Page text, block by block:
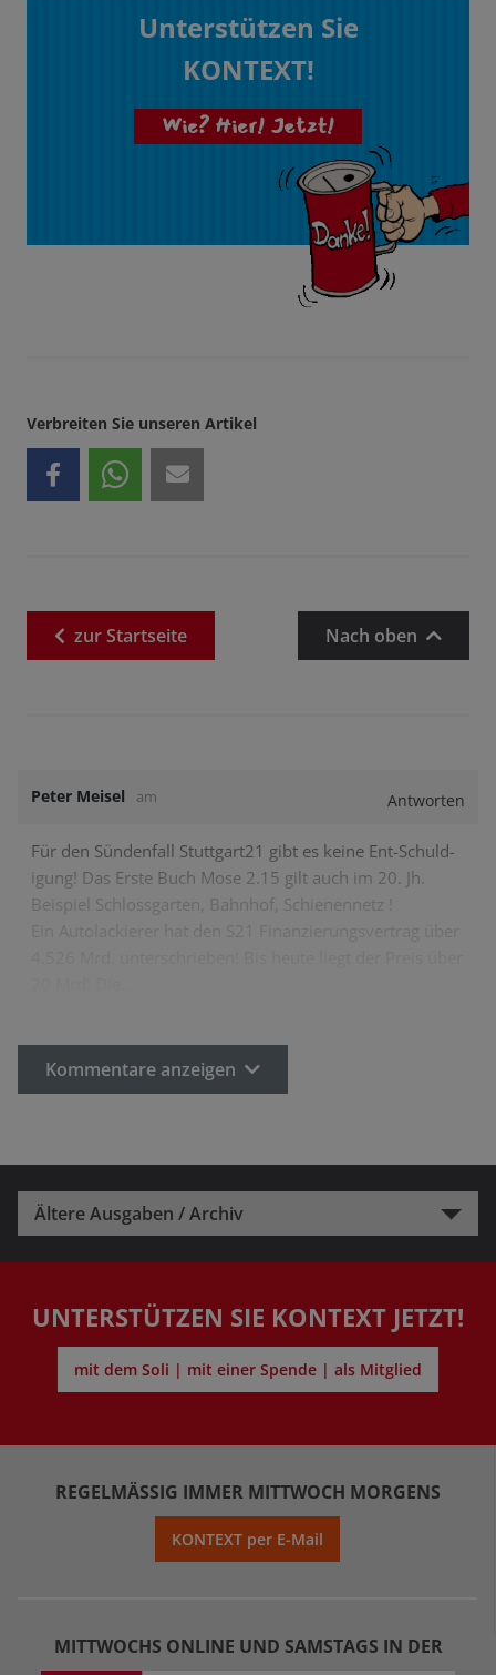
Unterstützen Sie
KONTEXT!
Wie? Hier! Jetzt!
Verbreiten Sie unseren Artikel
zurStartseite Nach oben
Peter Meisel am Antworten
Für den Sündenfall Stuttgart21 gibt es keine Ent-Schuld-
igung! Das Erste Buch Mose 2.15 gilt auch im 20. Jh.
Beispiel Schlossgarten, Bahnhof, Schienennetz !
Kommentare anzeigen
Ältere Ausgaben / Archiv
UNTERSTÜTZEN SIE KONTEXT JETZT!
mit dem Soli | mit einer Spende | als Mitglied
REGELMÄSSIG IMMER MITTWOCH MORGENS
KONTEXT per E-Mail
MITTWOCHS ONLINE UND SAMSTAGS IN DER